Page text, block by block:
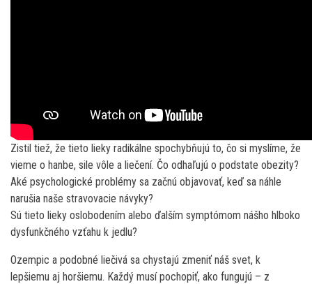
Zistil tiež, že tieto lieky radikálne spochybňujú to, čo si myslíme, že
vieme o hanbe, sile vôle a liečení. Čo odhaľujú o podstate obezity?
Aké psychologické problémy sa začnú objavovať, keď sa náhle
narušia naše stravovacie návyky?
Sú tieto lieky oslobodením alebo ďalším symptómom nášho hlboko
dysfunkčného vzťahu k jedlu?
Ozempic a podobné liečivá sa chystajú zmeniť náš svet, k
lepšiemu aj horšiemu. Každý musí pochopiť, ako fungujú – z